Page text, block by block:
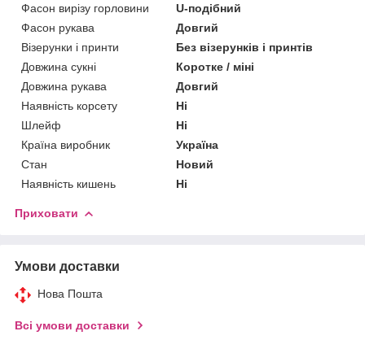
Фасон вирізу горловини
U-подібний
Фасон рукава
Довгий
Візерунки і принти
Без візерунків і принтів
Довжина сукні
Коротке / міні
Довжина рукава
Довгий
Наявність корсету
Ні
Шлейф
Ні
Країна виробник
Україна
Стан
Новий
Наявність кишень
Ні
Приховати
Умови доставки
Нова Пошта
Всі умови доставки